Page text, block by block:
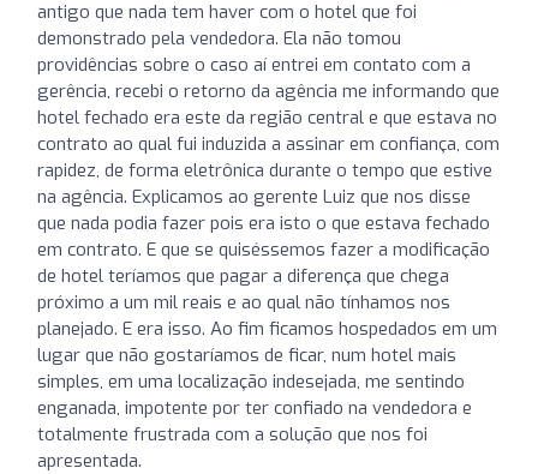
antigo que nada tem haver com o hotel que foi
demonstrado pela vendedora. Ela não tomou
providências sobre o caso aí entrei em contato com a
gerência, recebi o retorno da agência me informando que
hotel fechado era este da região central e que estava no
contrato ao qual fui induzida a assinar em confiança, com
rapidez, de forma eletrônica durante o tempo que estive
na agência. Explicamos ao gerente Luiz que nos disse
que nada podia fazer pois era isto o que estava fechado
em contrato. E que se quiséssemos fazer a modificação
de hotel teríamos que pagar a diferença que chega
próximo a um mil reais e ao qual não tínhamos nos
planejado. E era isso. Ao fim ficamos hospedados em um
lugar que não gostaríamos de ficar, num hotel mais
simples, em uma localização indesejada, me sentindo
enganada, impotente por ter confiado na vendedora e
totalmente frustrada com a solução que nos foi
apresentada.